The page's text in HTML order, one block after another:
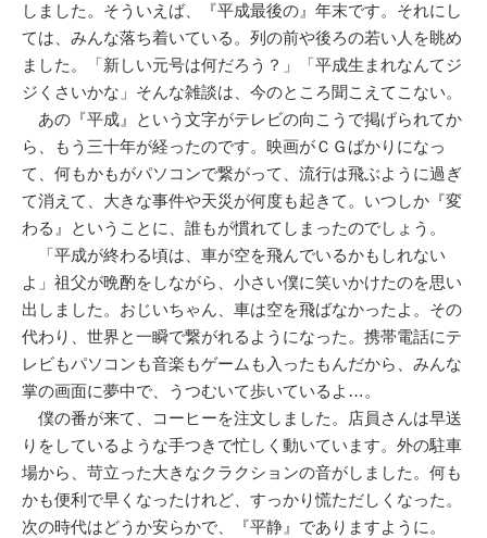
しました。そういえば、『平成最後の』年末です。それにし
ては、みんな落ち着いている。列の前や後ろの若い人を眺め
ました。「新しい元号は何だろう？」「平成生まれなんてジ
ジくさいかな」そんな雑談は、今のところ聞こえてこない。
あの『平成』という文字がテレビの向こうで掲げられてか
ら、もう三十年が経ったのです。映画がＣＧばかりになっ
て、何もかもがパソコンで繋がって、流行は飛ぶように過ぎ
て消えて、大きな事件や天災が何度も起きて。いつしか『変
わる』ということに、誰もが慣れてしまったのでしょう。
「平成が終わる頃は、車が空を飛んでいるかもしれない
よ」祖父が晩酌をしながら、小さい僕に笑いかけたのを思い
出しました。おじいちゃん、車は空を飛ばなかったよ。その
代わり、世界と一瞬で繋がれるようになった。携帯電話にテ
レビもパソコンも音楽もゲームも入ったもんだから、みんな
掌の画面に夢中で、うつむいて歩いているよ…。
僕の番が来て、コーヒーを注文しました。店員さんは早送
りをしているような手つきで忙しく動いています。外の駐車
場から、苛立った大きなクラクションの音がしました。何も
かも便利で早くなったけれど、すっかり慌ただしくなった。
次の時代はどうか安らかで、『平静』でありますように。